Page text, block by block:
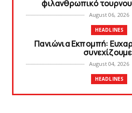
φιλανθρωπικό
August 06, 2026
HEADLINES
Πανιώνια Εκπομπή:
August 04, 2026
HEADLINES
Θλίψη για τον χαμό